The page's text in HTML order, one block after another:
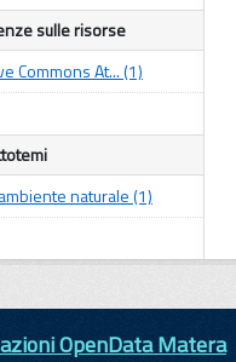
sulle risorse
Commons At... (1)
naturale (1)
OpenData Matera